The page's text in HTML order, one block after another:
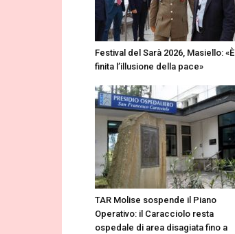
Festival del Sarà 2026, Masiello: «È
finita l’illusione della pace»
TAR Molise sospende il Piano
Operativo: il Caracciolo resta
ospedale di area disagiata fino a